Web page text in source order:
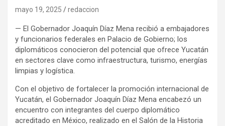
mayo 19, 2025 redaccion
— El Gobernador Joaquín Díaz Mena recibió a embajadores
y funcionarios federales en Palacio de Gobierno; los
diplomáticos conocieron del potencial que ofrece Yucatán
en sectores clave como infraestructura, turismo, energías
limpias y logística.
Con el objetivo de fortalecer la promoción internacional de
Yucatán, el Gobernador Joaquín Díaz Mena encabezó un
encuentro con integrantes del cuerpo diplomático
acreditado en México, realizado en el Salón de la Historia